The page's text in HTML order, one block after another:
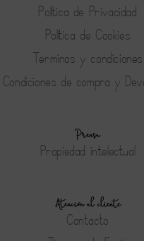
Política de Privacidad
Política de Cookies
Terminos y condiciones
Condiciones de compra y
Prensa
Propiedad intelectual
Atención al cliente
Contacto